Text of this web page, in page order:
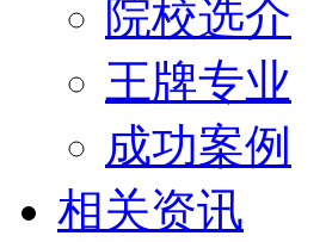
院校选介
王牌专业
成功案例
相关资讯